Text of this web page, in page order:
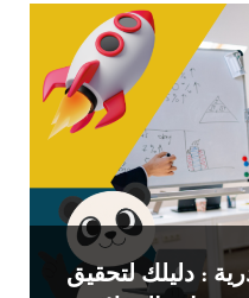
: دليلك لتحقيق